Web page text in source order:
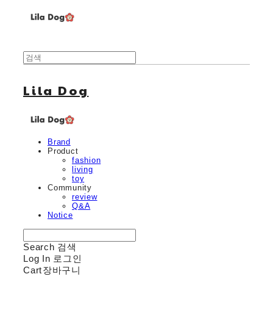
Lila Dog
Brand
Product
fashion
living
toy
Community
review
Q&A
Notice
Search 검색
Log In 로그인
Cart장바구니